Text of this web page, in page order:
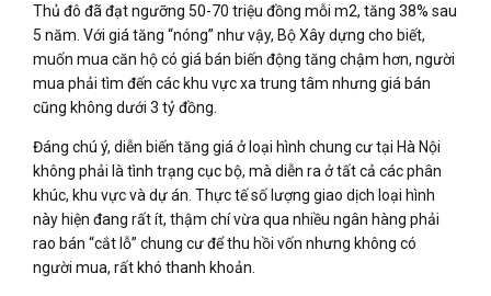
Thủ đô đã đạt ngưỡng 50-70 triệu đồng mỗi m2, tăng 38% sau
5 năm. Với giá tăng “nóng” như vậy, Bộ Xây dựng cho biết,
muốn mua căn hộ có giá bán biến động tăng chậm hơn, người
mua phải tìm đến các khu vực xa trung tâm nhưng giá bán
cũng không dưới 3 tỷ đồng.
Đáng chú ý, diễn biến tăng giá ở loại hình chung cư tại Hà Nội
không phải là tình trạng cục bộ, mà diễn ra ở tất cả các phân
khúc, khu vực và dự án. Thực tế số lượng giao dịch loại hình
này hiện đang rất ít, thậm chí vừa qua nhiều ngân hàng phải
rao bán “cắt lỗ” chung cư để thu hồi vốn nhưng không có
người mua, rất khó thanh khoản.